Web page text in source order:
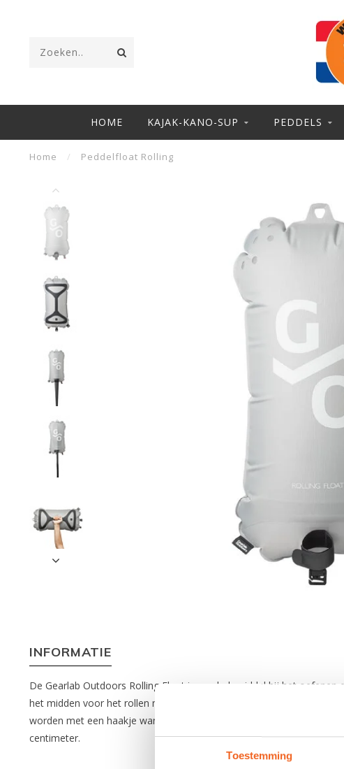
Toestemming
HOME KAJAK-KANO-SUP PEDDELS
Home / Peddelfloat Rolling
INFORMATIE
De Gearlab Outdoors Rolling Float is een hulpmiddel bij het
het midden voor het rollen met één hand, twee handgrepen aan de
worden met een haakje wanneer de peddelfloat opgerold is, zodat
centimeter.